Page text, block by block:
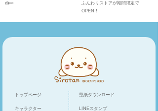
🍰🍬
ふんわりストアが期間限定で
OPEN！
トップページ
キャラクター
壁紙ダウンロード
LINEスタンプ